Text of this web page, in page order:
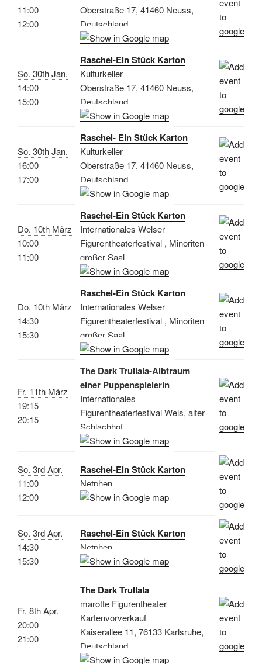
11:00
12:00
Oberstraße 17, 41460 Neuss,
Deutschland
So. 30th Jan.
14:00
15:00
Raschel-Ein Stück Karton
Kulturkeller
Oberstraße 17, 41460 Neuss,
Deutschland
So. 30th Jan.
16:00
17:00
Raschel- Ein Stück Karton
Kulturkeller
Oberstraße 17, 41460 Neuss,
Deutschland
Do. 10th März
10:00
11:00
Raschel-Ein Stück Karton
Internationales Welser
Figurentheaterfestival , Minoriten
großer Saal
Do. 10th März
14:30
15:30
Raschel-Ein Stück Karton
Internationales Welser
Figurentheaterfestival , Minoriten
großer Saal
Fr. 11th März
19:15
20:15
The Dark Trullala-Albtraum
einer Puppenspielerin
Internationales
Figurentheaterfestival Wels, alter
Schlachhof
So. 3rd Apr.
11:00
12:00
Raschel-Ein Stück Karton
Netphen
So. 3rd Apr.
14:30
15:30
Raschel-Ein Stück Karton
Netphen
Fr. 8th Apr.
20:00
21:00
The Dark Trullala
marotte Figurentheater
Kartenvorverkauf
Kaiserallee 11, 76133 Karlsruhe,
Deutschland